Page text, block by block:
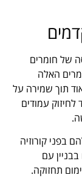
של חומרים
האלה
תוך שמירה על
עמודים
בפני קורוזיה
בבניין עם
תחזוקה.